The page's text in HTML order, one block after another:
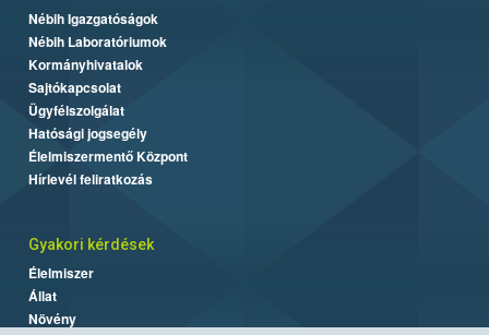
Nébih Igazgatóságok
Nébih Laboratóriumok
Kormányhivatalok
Sajtókapcsolat
Ügyfélszolgálat
Hatósági jogsegély
Élelmiszermentő Központ
Hírlevél feliratkozás
Gyakori kérdések
Élelmiszer
Állat
Növény